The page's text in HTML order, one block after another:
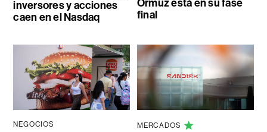
inversores y acciones
caen en el Nasdaq
Ormuz está en su fase
final
NEGOCIOS MERCADOS